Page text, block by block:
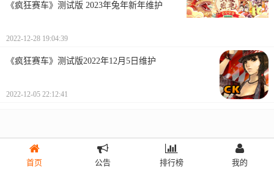
《疯狂赛车》测试版 2023年兔年新年维护
2022-12-28 19:04:39
《疯狂赛车》测试版2022年12月5日维护
2022-12-05 22:12:41
首页 公告 排行榜 我的